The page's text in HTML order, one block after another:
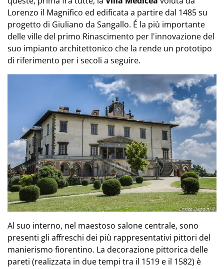
Lorenzo il Magnifico ed edificata a partire dal 1485 su
progetto di Giuliano da Sangallo. É la più importante
delle ville del primo Rinascimento per l'innovazione del
suo impianto architettonico che la rende un prototipo
di riferimento per i secoli a seguire.
Al suo interno, nel maestoso salone centrale, sono
presenti gli affreschi dei più rappresentativi pittori del
manierismo fiorentino. La decorazione pittorica delle
pareti (realizzata in due tempi tra il 1519 e il 1582) è